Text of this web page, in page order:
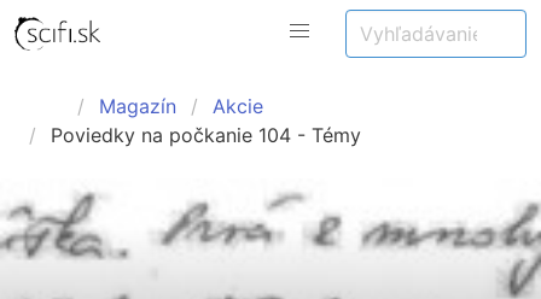
Magazín
Akcie
Poviedky na počkanie 104 - Témy